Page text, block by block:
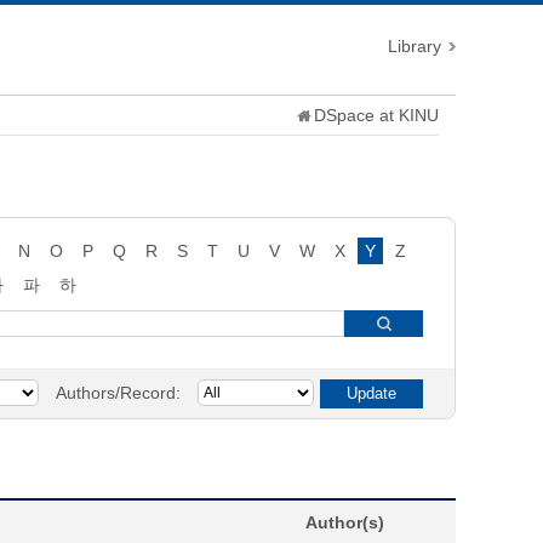
Library
DSpace at KINU
N O P Q R S T U V W X Y
Z
파
하
Authors/Record:
Author(s)